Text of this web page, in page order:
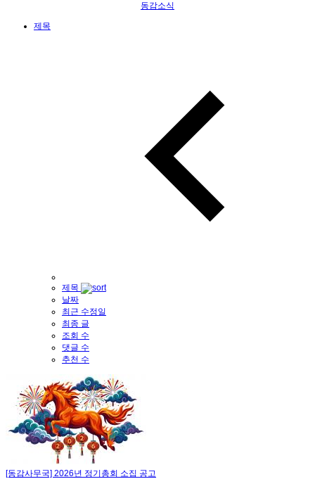
동감소식
제목
제목
날짜
최근 수정일
최종 글
조회 수
댓글 수
추천 수
[동감사무국] 2026년 정기총회 소집 공고